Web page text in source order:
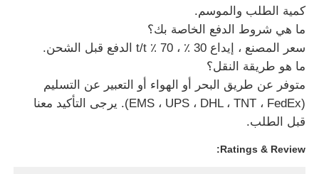
كمية الطلب والموسم.
ما هي شروط الدفع الخاصة بك؟
سعر المصنع ، إيداع 30 ٪ ، 70 ٪ t/t الدفع قبل الشحن.
ما هو طريقة النقل؟
متوفر عن طريق البحر أو الهواء أو التعبير عن التسليم
(EMS ، UPS ، DHL ، TNT ، FedEx). يرجى التأكيد معنا
قبل الطلب.
Ratings & Review: